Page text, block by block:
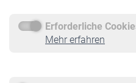
Erforderliche
Mehr erfahren
Service
Informationen